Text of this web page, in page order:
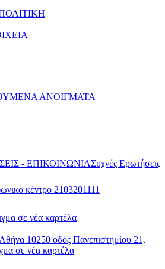
ΑΝΟΙΓΜΑΤΑ
- ΕΠΙΚΟΙΝΩΝΙΑΣυχνές Ερωτήσεις
κέντρο 2103201111
σε νέα καρτέλα
10250 οδός Πανεπιστημίου 21,
σε νέα καρτέλα